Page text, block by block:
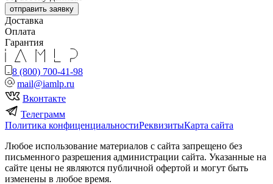
отправить заявку
Доставка
Оплата
Гарантия
8 (800) 700-41-98
mail@iamlp.ru
Вконтакте
Телеграмм
Политика конфиценциальностиРеквизитыКарта сайта
Любое использование материалов с сайта запрещено без
письменного разрешения администрации сайта. Указанные на
сайте цены не являются публичной офертой и могут быть
изменены в любое время.